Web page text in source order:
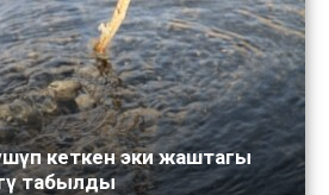
кеткен эки жаштагы
табылды